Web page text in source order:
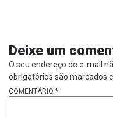
Deixe um
O seu endereço de e-mail
obrigatórios são marcados
COMENTÁRIO *